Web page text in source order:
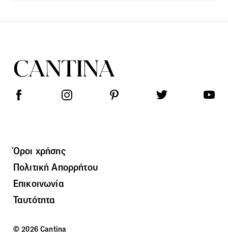
Όροι χρήσης
Πολιτική Απορρήτου
Επικοινωνία
Ταυτότητα
© 2026 Cantina